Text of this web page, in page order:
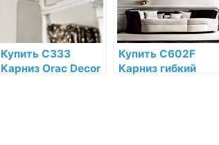
Купить C333
Карниз Orac Decor
Купить C602F
Карниз гибкий